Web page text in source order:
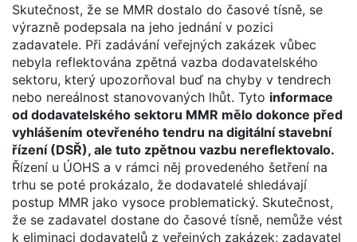
Skutečnost, že se MMR dostalo do časové tísně, se
výrazně podepsala na jeho jednání v pozici
zadavatele. Při zadávání veřejných zakázek vůbec
nebyla reflektována zpětná vazba dodavatelského
sektoru, který upozorňoval buď na chyby v tendrech
nebo nereálnost stanovovaných lhůt. Tyto informace
od dodavatelského sektoru MMR mělo dokonce před
vyhlášením otevřeného tendru na digitální stavební
řízení (DSŘ), ale tuto zpětnou vazbu nereflektovalo.
Řízení u ÚOHS a v rámci něj provedeného šetření na
trhu se poté prokázalo, že dodavatelé shledávají
postup MMR jako vysoce problematický. Skutečnost,
že se zadavatel dostane do časové tísně, nemůže vést
k eliminaci dodavatelů z veřejných zakázek; zadavatel